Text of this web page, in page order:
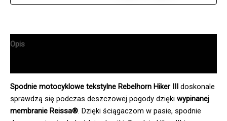
Opis
Spodnie motocyklowe tekstylne Rebelhorn Hiker III doskonale
sprawdzą się podczas deszczowej pogody dzięki wypinanej
membranie Reissa®. Dzięki ściągaczom w pasie, spodnie